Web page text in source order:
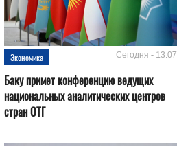
Экономика Сегодня - 13:07
Баку примет конференцию ведущих
национальных аналитических центров
стран ОТГ